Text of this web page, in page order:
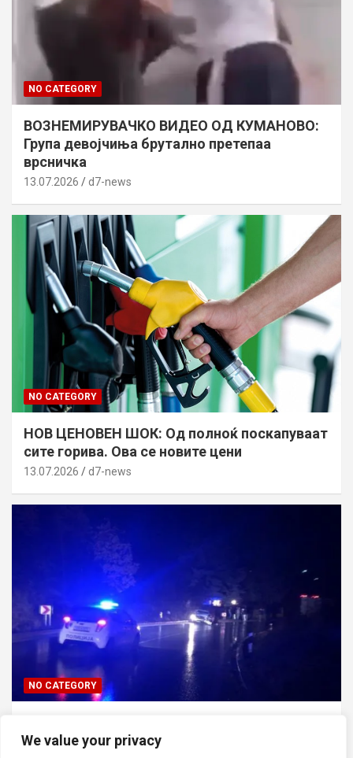
We value your privacy
NO CATEGORY
ВОЗНЕМИРУВАЧКО ВИДЕО ОД КУМАНОВО:
Група девојчиња брутално претепаа
врсничка
13.07.2026 d7-news
NO CATEGORY
НОВ ЦЕНОВЕН ШОК: Од полноќ поскапуваат
сите горива. Ова се новите цени
13.07.2026 d7-news
NO CATEGORY
татко си откако ја нападнал неговата мајка